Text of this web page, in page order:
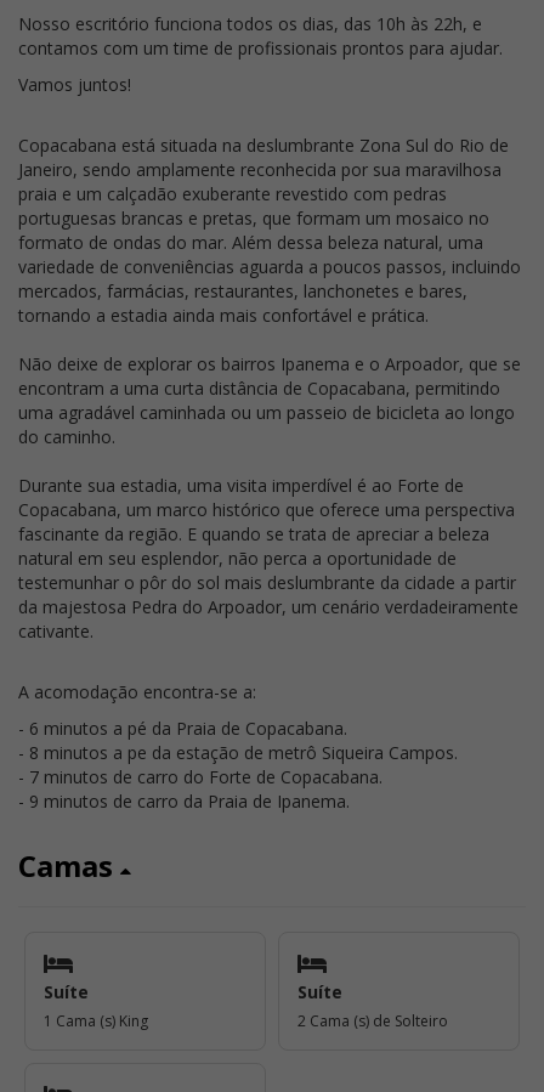
Nosso escritório funciona todos os dias, das 10h às 22h, e
contamos com um time de profissionais prontos para ajudar.
Vamos juntos!
Copacabana está situada na deslumbrante Zona Sul do Rio de
Janeiro, sendo amplamente reconhecida por sua maravilhosa
praia e um calçadão exuberante revestido com pedras
portuguesas brancas e pretas, que formam um mosaico no
formato de ondas do mar. Além dessa beleza natural, uma
variedade de conveniências aguarda a poucos passos, incluindo
mercados, farmácias, restaurantes, lanchonetes e bares,
tornando a estadia ainda mais confortável e prática.
Não deixe de explorar os bairros Ipanema e o Arpoador, que se
encontram a uma curta distância de Copacabana, permitindo
uma agradável caminhada ou um passeio de bicicleta ao longo
do caminho.
Durante sua estadia, uma visita imperdível é ao Forte de
Copacabana, um marco histórico que oferece uma perspectiva
fascinante da região. E quando se trata de apreciar a beleza
natural em seu esplendor, não perca a oportunidade de
testemunhar o pôr do sol mais deslumbrante da cidade a partir
da majestosa Pedra do Arpoador, um cenário verdadeiramente
cativante.
A acomodação encontra-se a:
- 6 minutos a pé da Praia de Copacabana.
- 8 minutos a pe da estação de metrô Siqueira Campos.
- 7 minutos de carro do Forte de Copacabana.
- 9 minutos de carro da Praia de Ipanema.
Camas
Suíte
1 Cama (s) King
Suíte
2 Cama (s) de Solteiro